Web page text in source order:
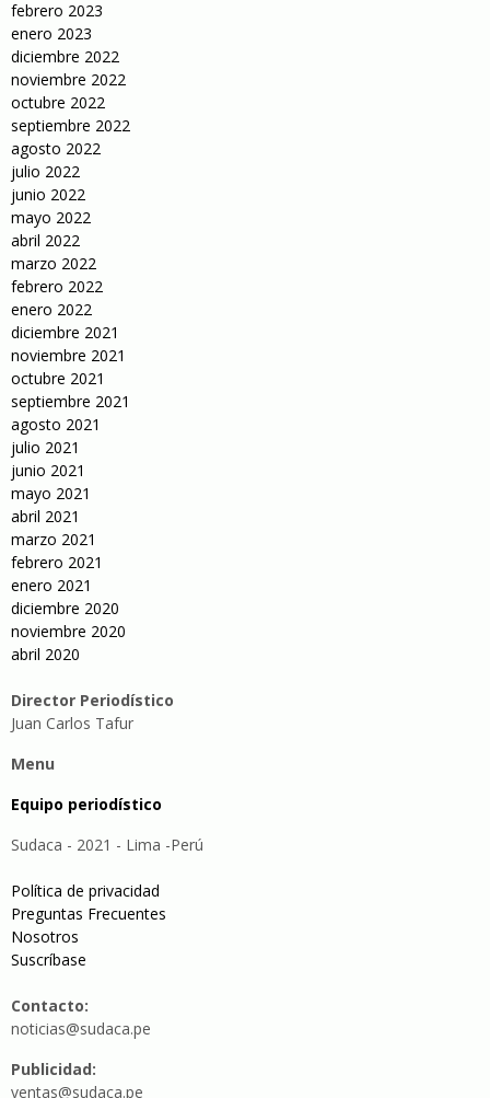
febrero 2023
enero 2023
diciembre 2022
noviembre 2022
octubre 2022
septiembre 2022
agosto 2022
julio 2022
junio 2022
mayo 2022
abril 2022
marzo 2022
febrero 2022
enero 2022
diciembre 2021
noviembre 2021
octubre 2021
septiembre 2021
agosto 2021
julio 2021
junio 2021
mayo 2021
abril 2021
marzo 2021
febrero 2021
enero 2021
diciembre 2020
noviembre 2020
abril 2020
Director Periodístico
Juan Carlos Tafur
Menu
Equipo periodístico
Sudaca - 2021 - Lima -Perú
Política de privacidad
Preguntas Frecuentes
Nosotros
Suscríbase
Contacto:
noticias@sudaca.pe
Publicidad:
ventas@sudaca.pe